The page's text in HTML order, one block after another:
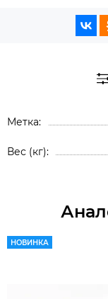
Метка
Вес (кг)
НОВИНКА